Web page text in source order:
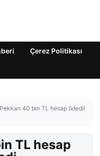
Çerez Politikası
40 bin TL hesap ödedi!
TL hesap